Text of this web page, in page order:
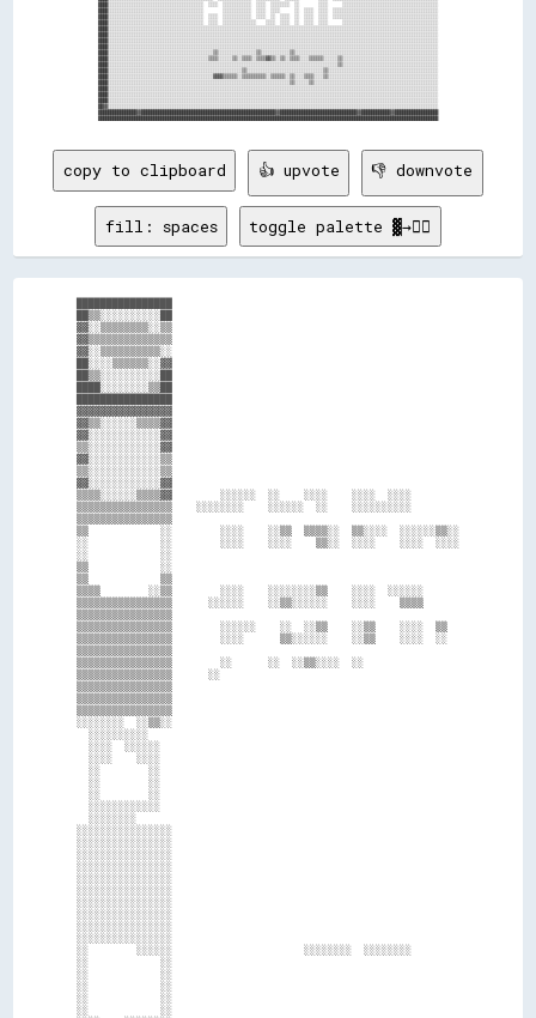
████░░░░░░░░░░░░░░░░░░░░░░░░░░░░░░░░░░░░░░░░  ░░░░  ░░░░░░░░░░░░  ░░░░  ░░░░░░░░  ░░        ░░░░      ░░░░░░░░░░░░░░░░░░░░░░░░░░░░░░░░░░░░░░░░
████░░░░░░░░░░░░░░░░░░░░░░░░░░░░░░░░░░░░░░░░        ░░░░░░░░░░░░  ░░░░  ░░░░      ░░  ░░░░  ░░░░  ░░░░░░░░░░░░░░░░░░░░░░░░░░░░░░░░░░░░░░░░░░░░
████░░░░░░░░░░░░░░░░░░░░░░░░░░░░░░░░░░░░░░░░  ░░░░  ░░░░░░░░░░░░  ░░░░  ░░  ░░░░  ░░  ░░░░  ░░░░  ░░░░░░░░░░░░░░░░░░░░░░░░░░░░░░░░░░░░░░░░░░░░
████░░░░░░░░░░░░░░░░░░░░░░░░░░░░░░░░░░░░░░░░  ░░░░  ░░░░░░░░░░░░░░    ░░░░  ░░░░  ░░  ░░░░  ░░░░      ░░░░░░░░░░░░░░░░░░░░░░░░░░░░░░░░░░░░░░░░
████░░░░░░░░░░░░░░░░░░░░░░░░░░░░░░░░░░░░░░░░░░░░░░░░░░░░░░░░░░░░░░░░░░░░░░░░░░░░░░░░░░░░░░░░░░░░░░░░░░░░░░░░░░░░░░░░░░░░░░░░░░░░░░░░░░░░░░░░░░
████░░░░░░░░░░░░░░░░░░░░░░░░░░░░░░░░░░░░░░░░░░░░░░░░░░░░░░░░░░░░░░░░░░░░░░░░░░░░░░░░░░░░░░░░░░░░░░░░░░░░░░░░░░░░░░░░░░░░░░░░░░░░░░░░░░░░░░░░░░
████░░░░░░░░░░░░░░░░░░░░░░░░░░░░░░░░░░░░░░░░░░░░░░░░░░░░░░░░░░░░░░░░░░░░░░░░░░░░░░░░░░░░░░░░░░░░░░░░░░░░░░░░░░░░░░░░░░░░░░░░░░░░░░░░░░░░░░░░░░
████░░░░░░░░░░░░░░░░░░░░░░░░░░░░░░░░░░░░░░░░░░░░░░░░░░░░░░░░░░░░░░░░░░░░░░░░░░░░░░░░░░░░░░░░░░░░░░░░░░░░░░░░░░░░░░░░░░░░░░░░░░░░░░░░░░░░░░░░░░
████░░░░░░░░░░░░░░░░░░░░░░░░░░░░░░░░░░░░░░░░░░░░▒▒░░░░░░░░░░░░░░░░▒▒░░░░░░░░░░░░▒▒░░░░░░░░░░░░░░░░░░░░░░░░░░░░░░░░░░░░░░░░░░░░░░░░░░░░░░░░░░░░
████░░░░░░░░░░░░░░░░░░░░░░░░░░░░░░░░░░░░░░░░░░▒▒▒▒░░░░░░▒▒░░▒▒▒▒░░▒▒▒▒▓▓▒▒░░▒▒░░▒▒▒▒░░░░▒▒▒▒▒▒░░░░░░▒▒░░░░░░░░░░░░░░░░░░░░░░░░░░░░░░░░░░░░░░░░
████░░░░░░░░░░░░░░░░░░░░░░░░░░░░░░░░░░░░░░░░░░░░░░░░░░░░░░░░░░░░░░░░░░░░░░░░░░░░░░░░░░░░░░░░░░░░░░░░▒▒░░░░░░░░░░░░░░░░░░░░░░░░░░░░░░░░░░░░░░░░
████░░░░░░░░░░░░░░░░░░░░░░░░░░░░░░░░░░░░░░░░░░░░░░░░░░░░░░░░▒▒░░░░░░░░░░░░░░░░░░░░░░░░░░░░░░░░▒▒░░░░░░░░░░░░░░░░░░░░░░░░░░░░░░░░░░░░░░░░░░░░░░
████░░░░░░░░░░░░░░░░░░░░░░░░░░░░░░░░░░░░░░░░░░░░▓▓▓▓▒▒▒▒▒▒░░▒▒▒▒▒▒▒▒▒▒░░▒▒▒▒▒▒░░▒▒░░░░▒▒▒▒░░░░▒▒░░░░░░░░░░░░░░░░░░░░░░░░░░░░░░░░░░░░░░░░░░░░░░
████░░░░░░░░░░░░░░░░░░░░░░░░░░░░░░░░░░░░░░░░░░░░░░░░░░░░░░░░░░░░░░░░░░░░░░░░░░░░▒▒░░░░░░▒▒░░░░░░░░░░░░░░░░░░░░░░░░░░░░░░░░░░░░░░░░░░░░░░░░░░░░
████░░░░░░░░░░░░░░░░░░░░░░░░░░░░░░░░░░░░░░░░░░░░░░░░░░░░░░░░░░░░░░░░░░░░░░░░░░░░░░░░░░░░░░░░░░░░░░░░░░░░░░░░░░░░░░░░░░░░░░░░░░░░░░░░░░░░░░░░░░
████░░░░░░░░░░░░░░░░░░░░░░░░░░░░░░░░░░░░░░░░░░░░░░░░░░░░░░░░░░░░░░░░░░░░░░░░░░░░░░░░░░░░░░░░░░░░░░░░░░░░░░░░░░░░░░░░░░░░░░░░░░░░░░░░░░░░░░░░░░
████░░░░░░░░░░░░░░░░░░░░░░░░░░░░░░░░░░░░░░░░░░░░░░░░░░░░░░░░░░░░░░░░░░░░░░░░░░░░░░░░░░░░░░░░░░░░░░░░░░░░░░░░░░░░░░░░░░░░░░░░░░░░░░░░░░░░░░░░░░
██▓▓░░░░░░░░░░░░░░░░░░░░░░░░░░░░░░░░░░░░░░░░░░░░░░░░░░░░░░░░░░░░░░░░░░░░░░░░░░░░░░░░░░░░░░░░░░░░░░░░░░░░░░░░░░░░░░░░░░░░░░░░░░░░░░░░░░░░░░░░░░
████████████████▓▓████████████████████████████████████████████████████████▓▓████████████████████████████████▓▓████████████▓▓██████████████████
copy to clipboard 👍 upvote 👎 downvote
fill: spaces toggle palette ▓→✊🏽
██▒▒░░░░░░░░░░██
▓▓░░▒▒▒▒▒▒▒▒░░▒▒
▓▓▒▒▒▒▒▒▒▒▒▒▒▒▒▒
▓▓░░▒▒▒▒▒▒▒▒▒▒░░
██░░░░▒▒▒▒▒▒░░▓▓
██▒▒░░░░░░░░░░██
████░░░░░░░░▒▒██
▓▓▓▓▓▓▓▓▓▓▓▓▓▓▓▓
▓▓▒▒░░░░░░▒▒▒▒▓▓
▓▓░░░░░░░░░░░░▓▓
▒▒░░░░░░░░░░░░▓▓
▓▓░░░░░░░░░░░░▒▒
▒▒░░░░░░░░░░░░▒▒
▓▓░░░░░░░░░░░░▓▓
▒▒▒▒░░░░░░▒▒▒▒▓▓        ░░░░░░  ░░    ░░░░    ░░░░  ░░░░
▒▒▒▒▒▒▒▒▒▒▒▒▒▒▒▒    ░░░░░░░░    ░░░░░░  ░░    ░░░░░░░░░░
▒▒▒▒▒▒▒▒▒▒▒▒▒▒▒▒
▒▒            ░░        ░░░░    ░░▒▒  ▒▒▒▒░░  ▒▒░░░░  ░░░░░░▒▒░░
░░            ░░        ░░░░    ░░░░    ▒▒░░  ░░░░    ░░░░  ░░░░
░░            ░░
▒▒            ░░
▒▒            ▒▒
▒▒▒▒        ░░▒▒        ░░░░    ░░░░░░░░▒▒    ░░░░  ░░░░░░
▒▒▒▒▒▒▒▒▒▒▒▒▒▒▒▒      ░░░░░░    ░░▒▒░░░░░░    ░░░░    ▒▒▒▒
▒▒▒▒▒▒▒▒▒▒▒▒▒▒▒▒
▒▒▒▒▒▒▒▒▒▒▒▒▒▒▒▒        ░░░░░░    ░░  ░░▒▒    ░░▒▒    ░░░░  ▒▒
▒▒▒▒▒▒▒▒▒▒▒▒▒▒▒▒        ░░░░      ▒▒░░░░░░    ░░▒▒    ░░░░  ░░
▒▒▒▒▒▒▒▒▒▒▒▒▒▒▒▒
▒▒▒▒▒▒▒▒▒▒▒▒▒▒▒▒        ░░      ░░  ░░▒▒░░░░  ░░
▒▒▒▒▒▒▒▒▒▒▒▒▒▒▒▒      ░░
▒▒▒▒▒▒▒▒▒▒▒▒▒▒▒▒
▒▒▒▒▒▒▒▒▒▒▒▒▒▒▒▒
▒▒▒▒▒▒▒▒▒▒▒▒▒▒▒▒
░░░░░░░░  ░░▒▒░░
  ░░░░░░░░░░
  ░░░░  ░░░░░░
  ░░░░    ░░░░
  ░░        ░░
  ░░        ░░
  ░░        ░░
  ░░░░░░░░░░░░
  ░░░░░░░░
░░░░░░░░░░░░░░░░
░░░░░░░░░░░░░░░░
░░░░░░░░░░░░░░░░
░░░░░░░░░░░░░░░░
░░░░░░░░░░░░░░░░
░░░░░░░░░░░░░░░░
░░░░░░░░░░░░░░░░
░░░░░░░░░░░░░░░░
░░░░░░░░░░░░░░░░
░░░░░░░░░░░░░░░░
░░        ░░░░░░                      ░░░░░░░░  ░░░░░░░░
░░            ░░
░░            ░░
░░            ░░
░░            ░░
░░            ░░